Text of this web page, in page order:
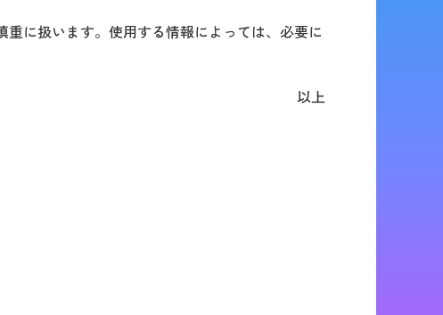
に扱います。使用する情報によっては、必要に
以上